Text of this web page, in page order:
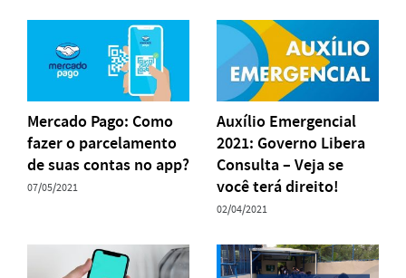
Mercado Pago: Como
fazer o parcelamento
de suas contas no app?
07/05/2021
Auxílio Emergencial
2021: Governo Libera
Consulta – Veja se
você terá direito!
02/04/2021